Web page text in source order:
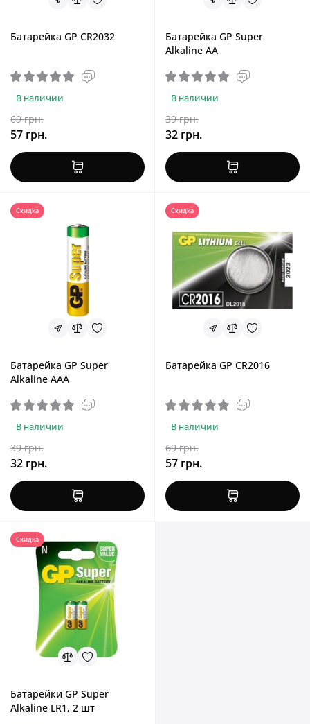
Батарейка GP CR2032
В наличии
69 грн.
57 грн.
Батарейка GP Super
Alkaline AA
В наличии
39 грн.
32 грн.
Скидка
Батарейка GP Super
Alkaline AAA
В наличии
39 грн.
32 грн.
Скидка
Батарейка GP CR2016
В наличии
69 грн.
57 грн.
Скидка
Батарейки GP Super
Alkaline LR1, 2 шт